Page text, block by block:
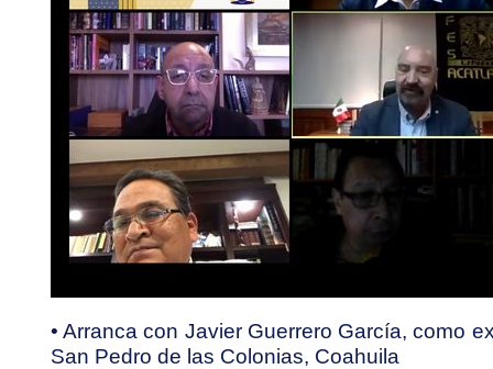
• Arranca con Javier Guerrero García, como
San Pedro de las Colonias, Coahuila